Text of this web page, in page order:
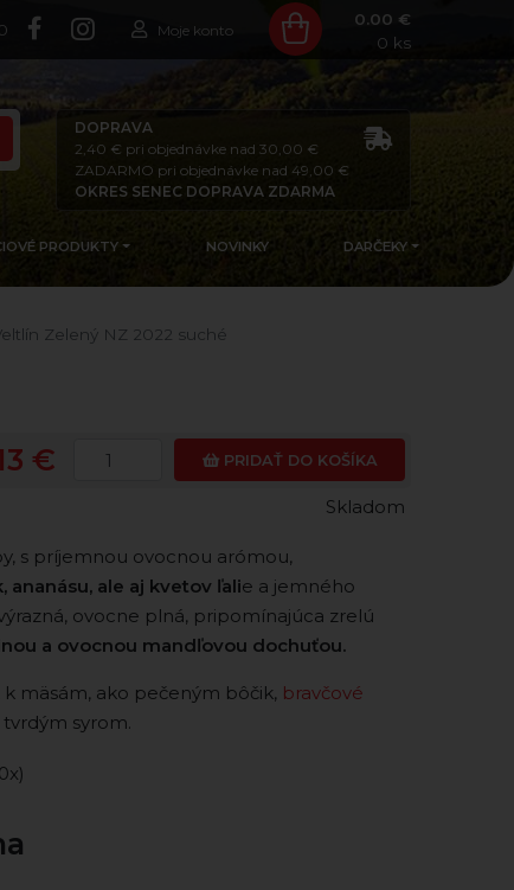
Moje konto
0.00 €
0 ks
DOPRAVA
2,40 € pri objednávke nad 30,00 €
ZADARMO pri objednávke nad 49,00 €
OKRES SENEC DOPRAVA ZDARMA
PRODUKTY NOVINKY DARČEKY
Zelený NZ 2022 suché
€ PRIDAŤ DO KOŠÍKA
Skladom
s príjemnou ovocnou arómou,
ananásu, ale aj kvetov ľalie a jemného
ovocne plná, pripomínajúca zrelú
a ovocnou mandľovou dochuťou.
mäsám, ako pečeným bôčik, bravčové
syrom.